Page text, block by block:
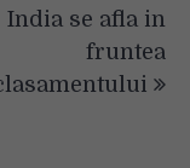
India se afla in
fruntea